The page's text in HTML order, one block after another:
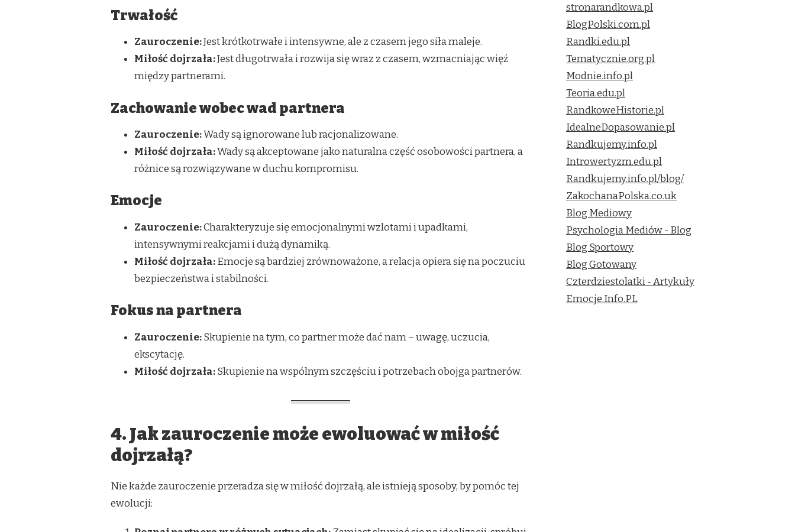
Trwałość
Zauroczenie:Jest krótkotrwałe i intensywne, ale z czasem jego siła maleje.
Miłość dojrzała:Jest długotrwała i rozwija się wraz z czasem, wzmacniając więź
między partnerami.
Zachowanie wobec wad partnera
Zauroczenie:Wady są ignorowane lub racjonalizowane.
Miłość dojrzała:Wady są akceptowane jako naturalna część osobowości partnera, a
różnice są rozwiązywane w duchu kompromisu.
Emocje
Zauroczenie:Charakteryzuje się emocjonalnymi wzlotami i upadkami,
intensywnymi reakcjami i dużą dynamiką.
Miłość dojrzała:Emocje są bardziej zrównoważone, a relacja opiera się na poczuciu
bezpieczeństwa i stabilności.
Fokus na partnera
Zauroczenie:Skupienie na tym, co partner może dać nam – uwagę, uczucia,
ekscytację.
Miłość dojrzała:Skupienie na wspólnym szczęściu i potrzebach obojga partnerów.
4. Jak zauroczenie może ewoluować w miłość
dojrzałą?
Nie każde zauroczenie przeradza się w miłość dojrzałą, ale istnieją sposoby, by pomóc tej
ewolucji:
stronarandkowa.pl
BlogPolski.com.pl
Randki.edu.pl
Tematycznie.org.pl
Modnie.info.pl
Teoria.edu.pl
RandkoweHistorie.pl
IdealneDopasowanie.pl
Randkujemy.info.pl
Introwertyzm.edu.pl
Randkujemy.info.pl/blog/
ZakochanaPolska.co.uk
Blog Mediowy
Psychologia Mediów - Blog
Blog Sportowy
Blog Gotowany
Czterdziestolatki - Artykuły
Emocje.Info.PL